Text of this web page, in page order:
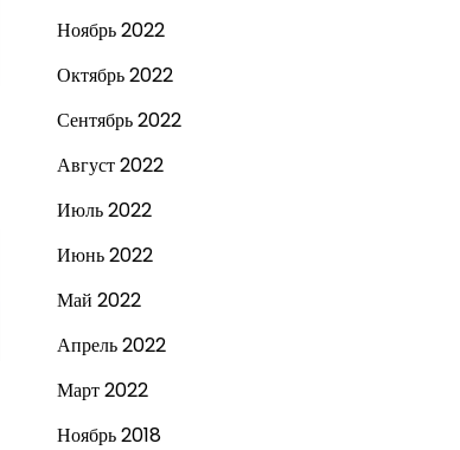
Ноябрь 2022
Октябрь 2022
Сентябрь 2022
Август 2022
Июль 2022
Июнь 2022
Май 2022
Апрель 2022
Март 2022
Ноябрь 2018